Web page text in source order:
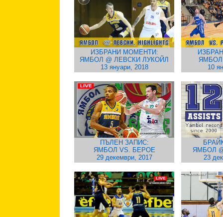
ИЗБРАНИ МОМЕНТИ:
ЯМБОЛ @ ЛЕВСКИ ЛУКОЙЛ
13 януари, 2018
ЯМБОЛ
10
ПЪЛЕН ЗАПИС:
ЯМБОЛ VS. БЕРОЕ
29 декември, 2017
ЯМБОЛ
23